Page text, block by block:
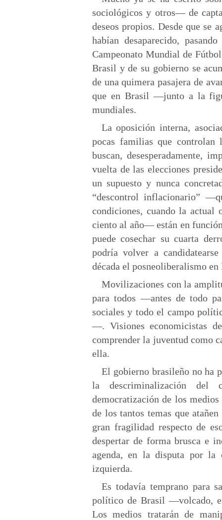
sociológicos y otros— de
deseos propios. Desde que se
habían desaparecido,
Campeonato Mundial de
Brasil y de su gobierno se
de una quimera pasajera de
que en Brasil —junto a la
mundiales.
La oposición interna,
pocas familias que controlan
buscan, desesperadamente,
vuelta de las elecciones
un supuesto y nunca
“descontrol inflacionario”
condiciones, cuando la
ciento al año— están en
puede cosechar su cuarta
podría volver a
década el posneoliberalismo
Movilizaciones con la
para todos —antes de todo
sociales y todo el campo
—. Visiones economicistas
comprender la juventud como
ella.
El gobierno brasileño no ha
la descriminalización del
democratización de los
de los tantos temas que
gran fragilidad respecto de
despertar de forma brusca e
agenda, en la disputa por la
izquierda.
Es todavía temprano para
político de Brasil —volcado,
Los medios tratarán de